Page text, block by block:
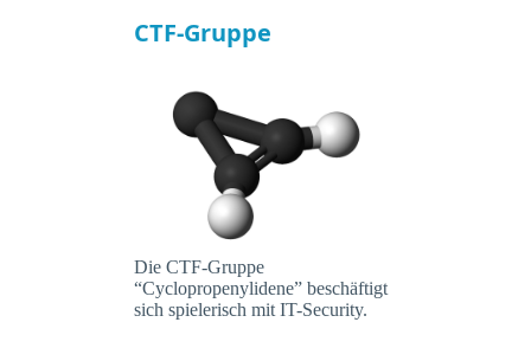
CTF-Gruppe
Die CTF-Gruppe
“Cyclopropenylidene” beschäftigt
sich spielerisch mit IT-Security.